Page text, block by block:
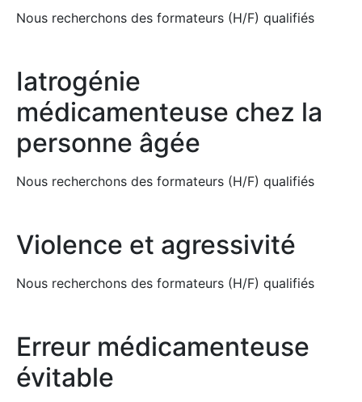
Nous recherchons des formateurs (H/F) qualifiés
Iatrogénie
médicamenteuse chez la
personne âgée
Nous recherchons des formateurs (H/F) qualifiés
Violence et agressivité
Nous recherchons des formateurs (H/F) qualifiés
Erreur médicamenteuse
évitable